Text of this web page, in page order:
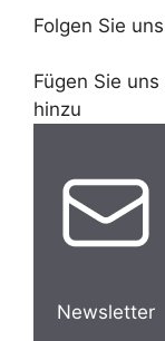
Folgen Sie uns
Fügen Sie
hinzu
Newsletter